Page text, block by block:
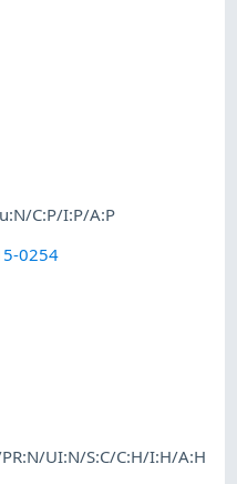
C:P/I:P/A:P
0254
UI:N/S:C/C:H/I:H/A:H